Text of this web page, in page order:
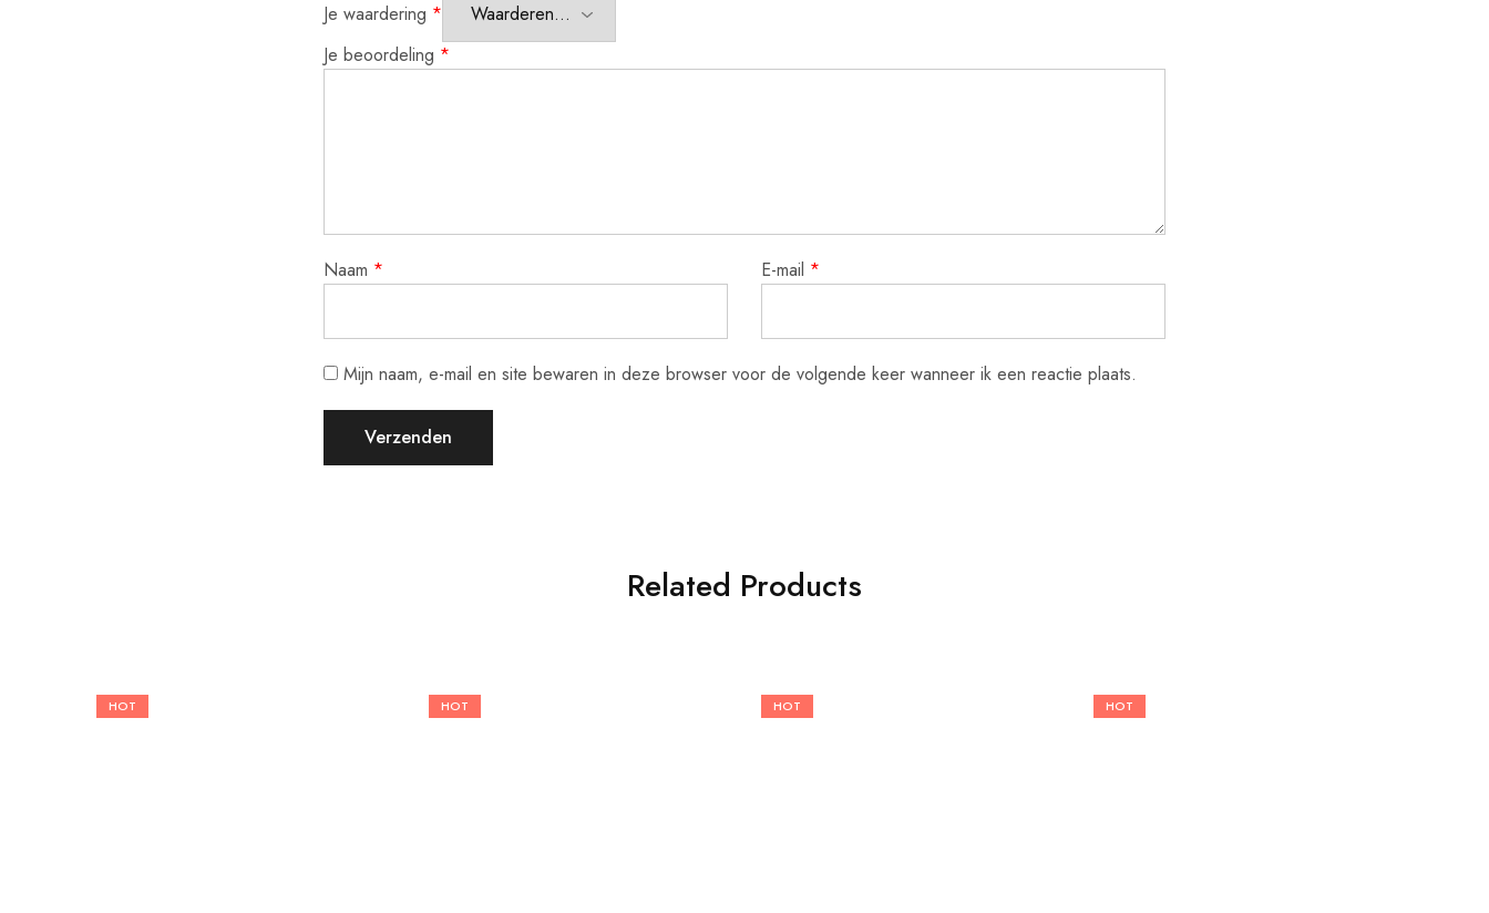
Je waardering *
Je beoordeling *
Naam * E-mail *
Mijn naam, e-mail en site bewaren in deze browser voor de volgende keer wanneer ik een reactie plaats.
Related Products
HOT HOT HOT HOT